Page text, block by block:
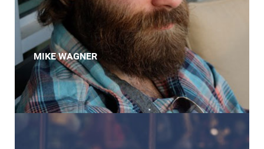
MIKE WAGNER